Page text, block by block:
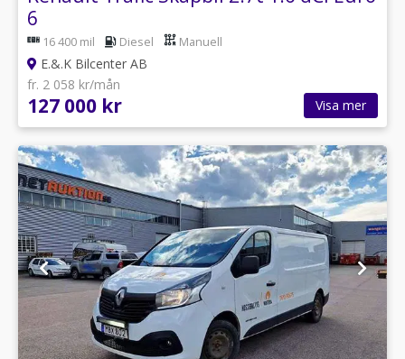
6
16 400 mil Diesel Manuell
E.&.K Bilcenter AB
fr. 2 058 kr/mån
127 000 kr Visa mer